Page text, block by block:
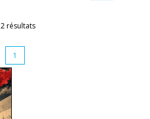
2 résultats
1